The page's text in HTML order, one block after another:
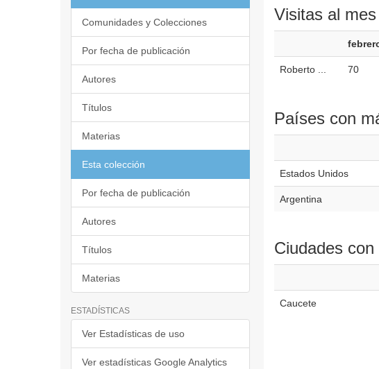
Comunidades y Colecciones
Por fecha de publicación
Autores
Títulos
Materias
Esta colección
Por fecha de publicación
Autores
Títulos
Materias
ESTADÍSTICAS
Ver Estadísticas de uso
Ver estadísticas Google Analytics
Visitas al mes
Roberto ... 70
Países con
Estados Unidos
Argentina
Ciudades
Caucete